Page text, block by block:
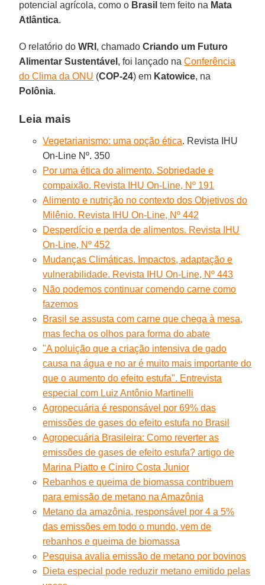
potencial agrícola, como o Brasil tem feito na Mata
Atlântica.
O relatório doWRI , chamadoCriando um Futuro
Alimentar Sustentável , foi lançado naConferência
do Clima da ONU (COP-24) em Katowice, na
Polônia.
Leia mais
Vegetarianismo: uma opção ética. Revista IHU
On-Line Nº. 350
Por uma ética do alimento. Sobriedade e
compaixão. Revista IHU On-Line, Nº 191
Alimento e nutrição no contexto dos Objetivos do
Milênio. Revista IHU On-Line, Nº 442
Desperdício e perda de alimentos. Revista IHU
On-Line, Nº 452
Mudanças Climáticas. Impactos, adaptação e
vulnerabilidade. Revista IHU On-Line, Nº 443
Não podemos continuar comendo carne como
fazemos
Brasil se assusta com carne que chega à mesa,
mas fecha os olhos para forma do abate
"A poluição que a criação intensiva de gado
causa na água e no ar é muito mais importante do
que o aumento do efeito estufa". Entrevista
especial com Luiz Antônio Martinelli
Agropecuária é responsável por 69% das
emissões de gases do efeito estufa no Brasil
Agropecuária Brasileira: Como reverter as
emissões de gases de efeito estufa? artigo de
Marina Piatto e Ciniro Costa Junior
Rebanhos e queima de biomassa contribuem
para emissão de metano na Amazônia
Metano da amazônia, responsável por 4 a 5%
das emissões em todo o mundo, vem de
rebanhos e queima de biomassa
Pesquisa avalia emissão de metano por bovinos
Dieta especial pode reduzir metano emitido pelas